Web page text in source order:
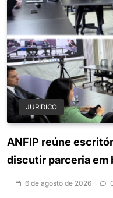
JURIDICO
ANFIP reúne
discutir parceria em
6 de agosto de 2026